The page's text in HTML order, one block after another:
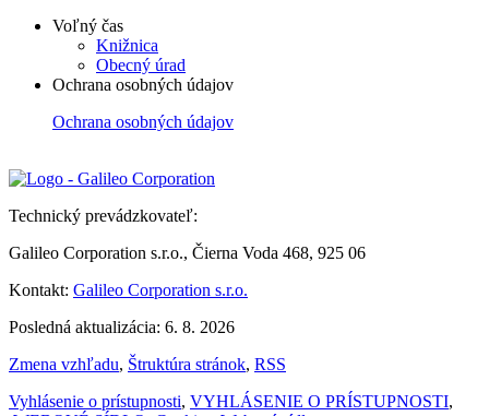
Voľný čas
Knižnica
Obecný úrad
Ochrana osobných údajov
Ochrana osobných údajov
Technický prevádzkovateľ:
Galileo Corporation s.r.o., Čierna Voda 468, 925 06
Kontakt: Galileo Corporation s.r.o.
Posledná aktualizácia: 6. 8. 2026
Zmena vzhľadu, Štruktúra stránok, RSS
Vyhlásenie o prístupnosti, VYHLÁSENIE O PRÍSTUPNOSTI,